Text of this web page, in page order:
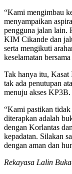
“Kami mengimbau
menyampaikan
pengguna jalan lain.
KIM Cikande dan
serta mengikuti
keselamatan
Tak hanya itu, Kasat
tak ada penutupan
menuju akses KP3B.
“Kami pastikan
diterapkan adalah
dengan Korlantas
kepadatan. Silakan
dengan aman dan
Rekayasa Lalin